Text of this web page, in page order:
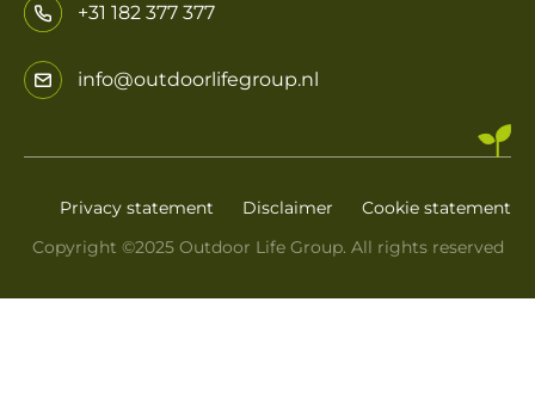
+31 182 377 377
info@outdoorlifegroup.nl
Copyright ©2025 Outdoor Life Group. All rights reserved
Privacy statement Disclaimer Cookie statement